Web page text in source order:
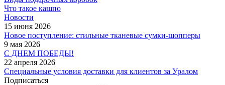
Что такое кашпо
Новости
15 июня 2026
Новое поступление: стильные тканевые сумки-шопперы
9 мая 2026
С ДНЕМ ПОБЕДЫ!
22 апреля 2026
Специальные условия доставки для клиентов за Уралом
Подписаться